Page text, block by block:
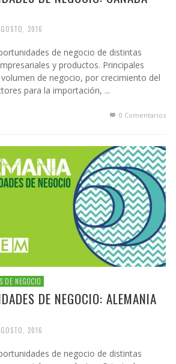
2016
de negocio de distintas
y productos. Principales
de negocio, por crecimiento del
para la importación, ...
0 Comentarios
DE NEGOCIO
DE NEGOCIO: ALEMANIA
2016
de negocio de distintas